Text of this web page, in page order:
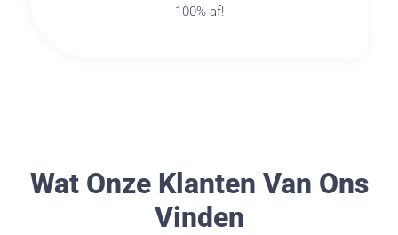
100% af!
Wat Onze Klanten Van Ons
Vinden